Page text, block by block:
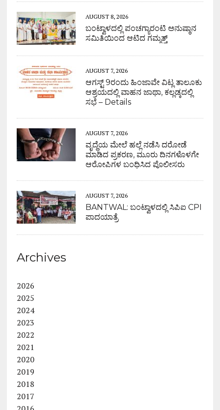
AUGUST 8, 2026
ಬಂಟ್ವಾಳದಲ್ಲಿ ಪಂಚಗ್ಯಾರಂಟಿ ಅನುಷ್ಠಾನ
ಸಮಿತಿಯಿಂದ ಆಟಿದ ಗಮ್ಮತ್ತ್
AUGUST 7, 2026
ಆಗಸ್ಟ್ 9ರಂದು ಹಿಂಜಾವೇ ವಿಟ್ಲ ತಾಲೂಕು
ಆಶ್ರಯದಲ್ಲಿ ವಾಹನ ಜಾಥಾ, ಕಲ್ಲಡ್ಕದಲ್ಲಿ
ಸಭೆ – Details
AUGUST 7, 2026
ವೃದ್ಧೆಯ ಮೇಲೆ ಹಲ್ಲೆ ನಡೆಸಿ ದರೋಡೆ
ಮಾಡಿದ ಪ್ರಕರಣ, ಮೂರು ದಿನಗಳೊಳಗೇ
ಆರೋಪಿಗಳ ಬಂಧಿಸಿದ ಪೊಲೀಸರು
AUGUST 7, 2026
BANTWAL: ಬಂಟ್ವಾಳದಲ್ಲಿ ಸಿಪಿಐ CPI
ಪಾದಯಾತ್ರೆ
Archives
2026
2025
2024
2023
2022
2021
2020
2019
2018
2017